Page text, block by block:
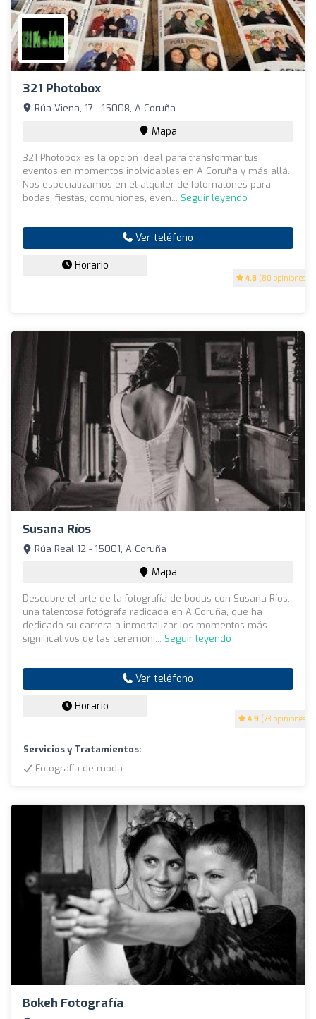
321 Photobox
4.8 (80 opiniones)
Rúa Viena, 17 - 15008, A Coruña
Mapa
321 Photobox es la opción ideal para transformar tus
eventos en momentos inolvidables en A Coruña y más allá.
Nos especializamos en el alquiler de fotomatones para
bodas, fiestas, comuniones, even... Seguir leyendo
Ver teléfono
Horario
Susana Ríos
4.9 (73 opiniones)
Rúa Real 12 - 15001, A Coruña
Mapa
Descubre el arte de la fotografía de bodas con Susana Ríos,
una talentosa fotógrafa radicada en A Coruña, que ha
dedicado su carrera a inmortalizar los momentos más
significativos de las ceremoni... Seguir leyendo
Ver teléfono
Horario
Servicios y Tratamientos:
Fotografía de moda
Bokeh Fotografía